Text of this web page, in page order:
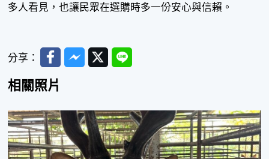
多人看見，也讓民眾在選購時多一份安心與信賴。
分享： FacebookMessenger
TwitterLine
相關照片